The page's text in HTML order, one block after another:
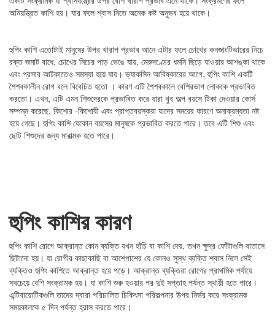
অনিয়ন্ত্রিত কাশি হয়। যার ফলে শ্বাস নিতে অনেক কষ্ট অনুভব হয়ে থাকে।
হুপিং কাশি এতোটাই মানুষের উপর খারাপ প্রভাব আনে এটার ফলে চোখের কনজাংটিভারের নিচে
রক্ত জমাট বাধে, চোখের নিচের পাড় ভেঙে যায়, মেরুদণ্ডের ধমনি ছিড়ে যাওয়ার আশঙ্কা থাকে
এবং প্রসাব আটকাতেও সমস্যা হয়ে যায়। ভ্যাকসিন আবিষ্কারের আগে, হুপিং কাশি একটি
শৈশবকালীন রোগ বলে বিবেচিত হতো । কারণ এটি শৈশবকালে বেশিরভাগ লোককে প্রভাবিত
করতো। এখন, এটি এমন শিশুদেরকে প্রভাবিত করে যারা খুব অল্প বয়সে টিকা দেওয়ার কোর্স
সম্পন্ন করেছে, কিশোর -কিশোরী এবং প্রাপ্তবয়স্করা যাদের সময়ের কারণে অনাক্রম্যতা নষ্ট
হয়ে গেছে। হুপিং কাশি যেকোন বয়সের মানুষকে প্রভাবিত করতে পারে। তবে এটি শিশু এবং
ছোট শিশুদের জন্য মারাত্মক হতে পারে।
হুপিং কাশির কারণ
হুপিং কাশি রোগে আক্রান্ত কোন ব্যক্তি যখন হাঁচি বা কাশি দেয়, তখন ক্ষুদ্র ফোঁটাগুলি বাতাসে
ছিটানো হয়। যা রোগীর কাছাকাছি বা আশেপাশের যে কোনও সুস্থ ব্যক্তি শ্বাস নিলে সেই
ব্যক্তিও হুপিং কাশিতে আক্রান্ত হয়ে পড়ে। আক্রান্ত ব্যক্তিরা রোগের প্রাথমিক পর্যায়ে
সবচেয়ে বেশি সংক্রামক হয়। যা কাশি শুরু হওয়ার পর দুই সপ্তাহ পর্যন্ত স্থায়ী হতে পারে।
এন্টিবায়োটিকগুলি তাদের দ্বারা পরিচালিত চিকিৎসা পরিকল্পনার উপর নির্ভর করে সংক্রামক
সময়কালকে ৫ দিন পর্যন্ত হ্রাস করতে পারে।